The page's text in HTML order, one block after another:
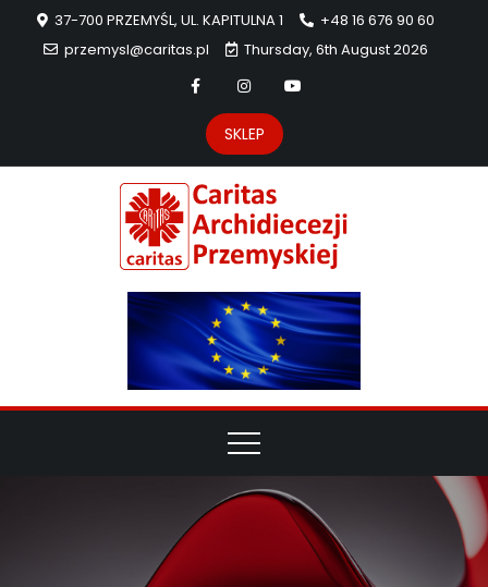
37-700 PRZEMYŚL, UL. KAPITULNA 1
+48 16 676 90 60
przemysl@caritas.pl
Thursday, 6th August 2026
SKLEP